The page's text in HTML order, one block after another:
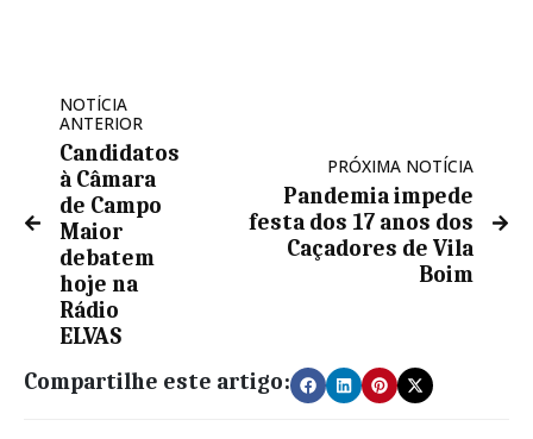
NOTÍCIA
ANTERIOR
Candidatos
à Câmara
de Campo
Maior
debatem
hoje na
Rádio
ELVAS
PRÓXIMA NOTÍCIA
Pandemia impede
festa dos 17 anos dos
Caçadores de Vila
Boim
Compartilhe este artigo: